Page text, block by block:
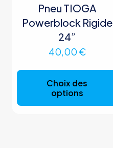
Pneu TIOGA
Powerblock Rigide
24”
40,00 €
Choix des
options